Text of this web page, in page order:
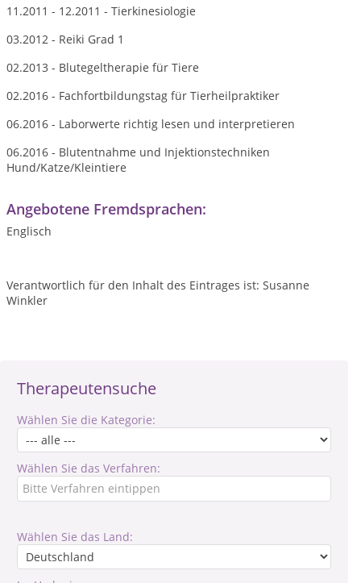
Therapeutensuche
Wählen Sie die Kategorie:
Wählen Sie das Verfahren:
Wählen Sie das Land:
11.2011 - 12.2011 - Tierkinesiologie
03.2012 - Reiki Grad 1
02.2013 - Blutegeltherapie für Tiere
02.2016 - Fachfortbildungstag für Tierheilpraktiker
06.2016 - Laborwerte richtig lesen und interpretieren
06.2016 - Blutentnahme und Injektionstechniken
Hund/Katze/Kleintiere
Angebotene Fremdsprachen:
Englisch
Verantwortlich für den Inhalt des Eintrages ist: Susanne
Winkler